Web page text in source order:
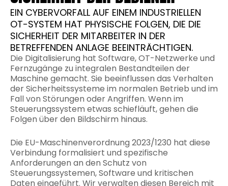
EIN CYBERVORFALL AUF EINEM INDUSTRIELLEN
OT-SYSTEM HAT PHYSISCHE FOLGEN, DIE DIE
SICHERHEIT DER MITARBEITER IN DER
BETREFFENDEN ANLAGE BEEINTRÄCHTIGEN.
Die Digitalisierung hat Software, OT-Netzwerke und
Fernzugänge zu integralen Bestandteilen der
Maschine gemacht. Sie beeinflussen das Verhalten
der Sicherheitssysteme im normalen Betrieb und im
Fall von Störungen oder Angriffen. Wenn im
Steuerungssystem etwas schiefläuft, gehen die
Folgen über den Bildschirm hinaus.
Die EU-Maschinenverordnung 2023/1230 hat diese
Verbindung formalisiert und spezifische
Anforderungen an den Schutz von
Steuerungssystemen, Software und kritischen
Daten eingeführt. Wir verwalten diesen Bereich mit